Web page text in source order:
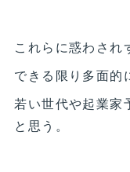
これらに惑わされ
できる限り多面的
若い世代や起業家
と思う。